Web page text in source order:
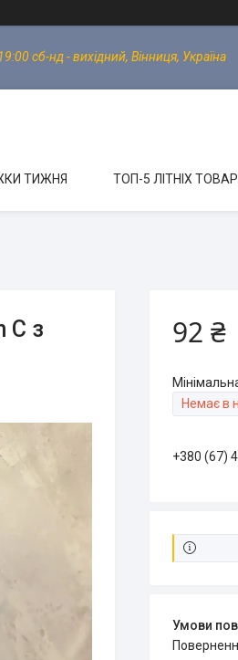
сб-нд - вихідний, Вінниця, Україна
ТИЖНЯ ТОП-5 ЛІТНІХ
C з
92 ₴
Немає в
+380 (67)